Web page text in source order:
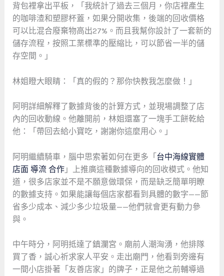
背包裡拿出平板，「我統計了過去三個月，你店裡產生
的咖啡渣和塑膠杯蓋，如果分開收集，後端的回收價格
可以比混合廢棄物高出27%。而且我幫你設計了一套新的
儲存流程，按照工業標準的壓縮比，可以節省一半的儲
存空間。」
林姐瞪大眼睛：「真的假的？那你快教我怎麼做！」
阿明詳細解釋了數據背後的計算方式，並現場調整了店
內的回收動線。他離開前，林姐還塞了一塊手工餅乾給
他：「帶回去給小寶吃，謝謝你這麼用心。」
阿明繼續騎車，腦中思索著如何在更多「 台中海線實體
店面 導流 合作」上推廣這種數據導向的回收模式。他知
道，很多店家並不是不願意做環保，而是缺乏簡單明瞭
的數據支持。如果能讓每個店家都看到具體的數字——節
省多少成本、減少多少垃圾量——他們就會更有動力參
與。
中午時分，阿明抵達了鎮瀾宮。廟前人潮洶湧，他排隊
買了香，誠心祈求家人平安。走出廟門，他看到旁邊有
一間小店掛著「友善店家」的牌子，正是他之前輔導過